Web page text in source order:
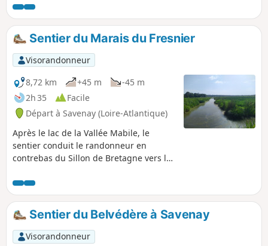
vallées agréables et ombragées. Au
printemps, ces coulées vertes, riches d'une
grande diversité botanique et faunistique,
sont tapissées de jonquilles et fréquentées
par le faucon crécerelle.
Sentier du Marais du Fresnier
Visorandonneur
8,72 km
+45 m
-45 m
2h 35
Facile
Départ à Savenay (Loire-Atlantique)
Après le lac de la Vallée Mabile, le
sentier conduit le randonneur en
contrebas du Sillon de Bretagne vers le
et de roseaux, peuplé de hérons
cendrés se nourrissant au milieu des
vaches. Peut-être y rencontrerez-vous le
râle des genêts, cet oiseau au chant si
particulier.
Sentier du Belvédère à Savenay
Visorandonneur